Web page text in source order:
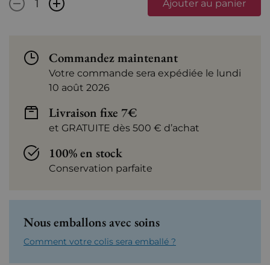
- + Ajouter au panier
Commandez maintenant
Votre commande sera expédiée le lundi
10 août 2026
Livraison fixe 7€
et GRATUITE dès 500 € d’achat
100% en stock
Conservation parfaite
Nous emballons avec soins
Comment votre colis sera emballé ?